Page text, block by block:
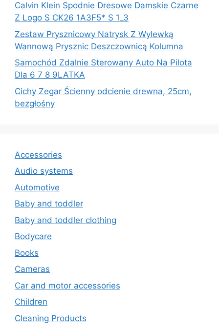
Calvin Klein Spodnie Dresowe Damskie Czarne
Z Logo S CK26 1A3F5* S 1_3
Zestaw Prysznicowy Natrysk Z Wylewką
Wannową Prysznic Deszczownicą Kolumna
Samochód Zdalnie Sterowany Auto Na Pilota
Dla 6 7 8 9LATKA
Cichy Zegar Ścienny odcienie drewna, 25cm,
bezgłośny
Accessories
Audio systems
Automotive
Baby and toddler
Baby and toddler clothing
Bodycare
Books
Cameras
Car and motor accessories
Children
Cleaning Products